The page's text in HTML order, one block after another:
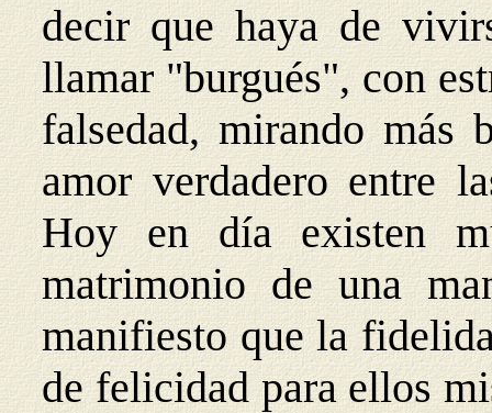
decir que haya de
llamar "burgués", con
falsedad, mirando más
amor verdadero entre
Hoy en día existen
matrimonio de una
manifiesto que la
de felicidad para ellos